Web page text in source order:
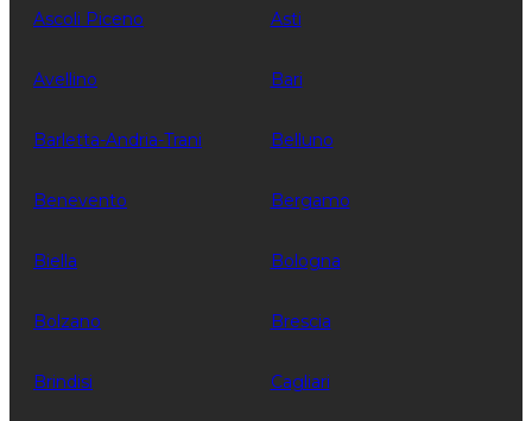
Ascoli Piceno Asti
Avellino Bari
Barletta-Andria-Trani Belluno
Benevento Bergamo
Biella Bologna
Bolzano Brescia
Brindisi Cagliari